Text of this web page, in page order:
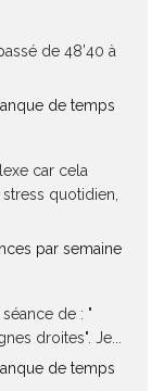
de 48’40 à
de temps
car cela
quotidien,
par semaine
de : "
droites". Je...
de temps